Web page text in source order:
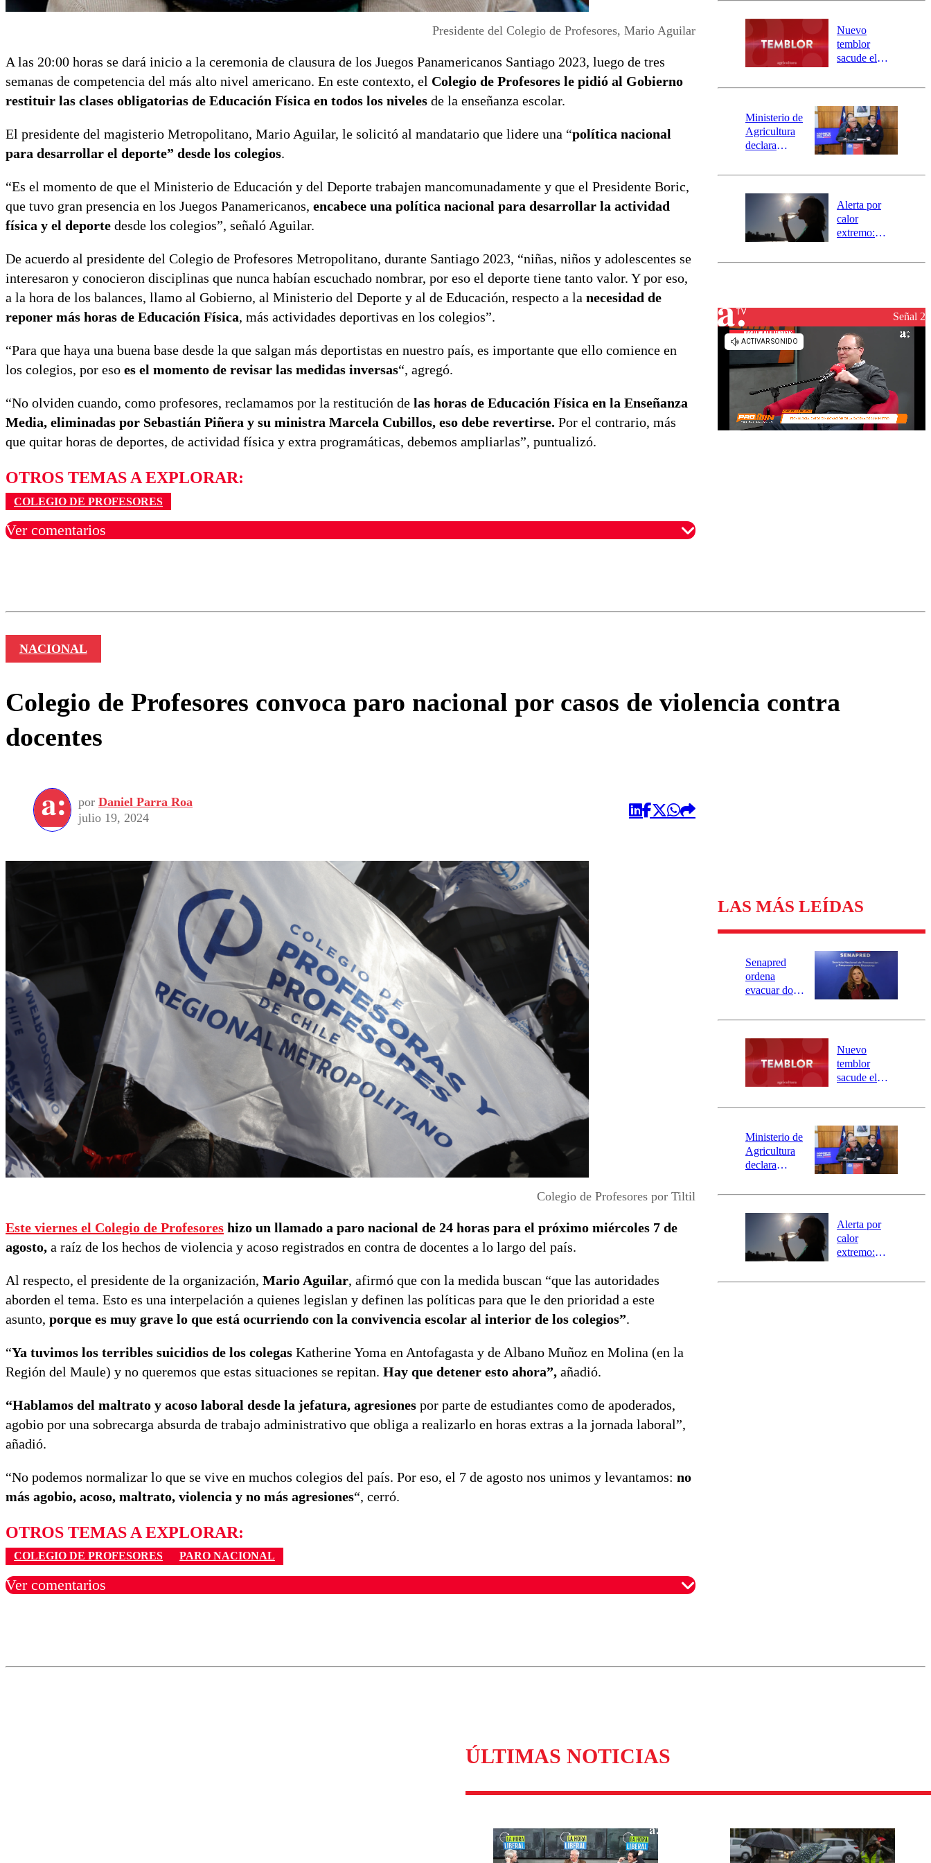
Presidente del Colegio de Profesores, Mario Aguilar
A las 20:00 horas se dará inicio a la ceremonia de clausura de los Juegos Panamericanos Santiago 2023, luego de tres
semanas de competencia del más alto nivel americano. En este contexto, el Colegio de Profesores le pidió al Gobierno
restituir las clases obligatorias de Educación Física en todos los niveles de la enseñanza escolar.
El presidente del magisterio Metropolitano, Mario Aguilar, le solicitó al mandatario que lidere una “política nacional
para desarrollar el deporte” desde los colegios.
“Es el momento de que el Ministerio de Educación y del Deporte trabajen mancomunadamente y que el Presidente Boric,
que tuvo gran presencia en los Juegos Panamericanos, encabece una política nacional para desarrollar la actividad
física y el deporte desde los colegios”, señaló Aguilar.
De acuerdo al presidente del Colegio de Profesores Metropolitano, durante Santiago 2023, “niñas, niños y adolescentes se
interesaron y conocieron disciplinas que nunca habían escuchado nombrar, por eso el deporte tiene tanto valor. Y por eso,
a la hora de los balances, llamo al Gobierno, al Ministerio del Deporte y al de Educación, respecto a la necesidad de
reponer más horas de Educación Física, más actividades deportivas en los colegios”.
“Para que haya una buena base desde la que salgan más deportistas en nuestro país, es importante que ello comience en
los colegios, por eso es el momento de revisar las medidas inversas“, agregó.
“No olviden cuando, como profesores, reclamamos por la restitución de las horas de Educación Física en la Enseñanza
Media, eliminadas por Sebastián Piñera y su ministra Marcela Cubillos, eso debe revertirse. Por el contrario, más
que quitar horas de deportes, de actividad física y extra programáticas, debemos ampliarlas”, puntualizó.
OTROS TEMAS A EXPLORAR:
COLEGIO DE PROFESORES
Ver comentarios
río Damas:
activa
mensajería
SAE
Nuevo
temblor
sacude el
revisa la
epicentro
Ministerio de
Agricultura
declara
agrícola para
Alerta por
calor
extremo:
activa Alerta
Señal 2
NACIONAL
Colegio de Profesores convoca paro nacional por casos de violencia contra
docentes
por Daniel Parra Roa
julio 19, 2024
Colegio de Profesores por Tiltil
Este viernes el Colegio de Profesores hizo un llamado a paro nacional de 24 horas para el próximo miércoles 7 de
agosto, a raíz de los hechos de violencia y acoso registrados en contra de docentes a lo largo del país.
Al respecto, el presidente de la organización, Mario Aguilar, afirmó que con la medida buscan “que las autoridades
aborden el tema. Esto es una interpelación a quienes legislan y definen las políticas para que le den prioridad a este
asunto, porque es muy grave lo que está ocurriendo con la convivencia escolar al interior de los colegios”.
“Ya tuvimos los terribles suicidios de los colegas Katherine Yoma en Antofagasta y de Albano Muñoz en Molina (en la
Región del Maule) y no queremos que estas situaciones se repitan. Hay que detener esto ahora”, añadió.
“Hablamos del maltrato y acoso laboral desde la jefatura, agresiones por parte de estudiantes como de apoderados,
agobio por una sobrecarga absurda de trabajo administrativo que obliga a realizarlo en horas extras a la jornada laboral”,
añadió.
“No podemos normalizar lo que se vive en muchos colegios del país. Por eso, el 7 de agosto nos unimos y levantamos: no
más agobio, acoso, maltrato, violencia y no más agresiones“, cerró.
OTROS TEMAS A EXPLORAR:
COLEGIO DE PROFESORES PARO NACIONAL
Ver comentarios
LAS MÁS LEÍDAS
Senapred
ordena
evacuar dos
Carahue por
río Damas:
activa
mensajería
SAE
Nuevo
temblor
sacude el
revisa la
epicentro
Ministerio de
Agricultura
declara
agrícola para
Alerta por
calor
extremo:
activa Alerta
ÚLTIMAS NOTICIAS